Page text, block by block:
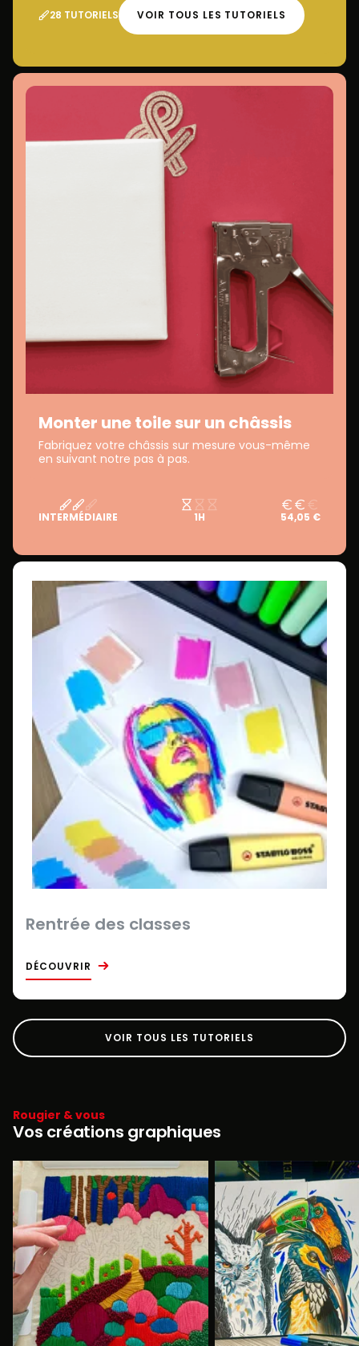
28 TUTORIELS VOIR TOUS LES TUTORIELS
Monter une toile sur un châssis
Fabriquez votre châssis sur mesure vous-même
en suivant notre pas à pas.
INTERMÉDIAIRE 1H 54,05 €
Rentrée des classes
DÉCOUVRIR
VOIR TOUS LES TUTORIELS
Rougier & vous
Vos créations graphiques